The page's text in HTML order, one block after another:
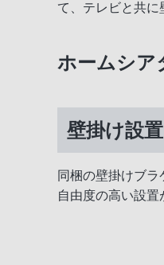
て、テレビと共に
ホームシア
壁掛け設
同梱の壁掛けブ
自由度の高い設置